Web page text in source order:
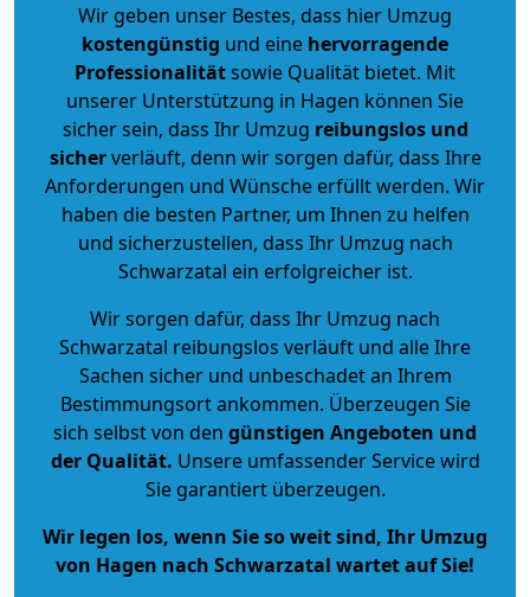
Wir geben unser Bestes, dass hier Umzug
kostengünstig und eine hervorragende
Professionalitätsowie Qualität bietet. Mit
unserer Unterstützung in Hagen können Sie
sicher sein, dass Ihr Umzug reibungslos und
sicherverläuft, denn wir sorgen dafür, dass Ihre
Anforderungen und Wünsche erfüllt werden. Wir
haben die besten Partner, um Ihnen zu helfen
und sicherzustellen, dass Ihr Umzug nach
Schwarzatal ein erfolgreicher ist.
Wir sorgen dafür, dass Ihr Umzug nach
Schwarzatal reibungslos verläuft und alle Ihre
Sachen sicher und unbeschadet an Ihrem
Bestimmungsort ankommen. Überzeugen Sie
sich selbst von den günstigen Angeboten und
der Qualität. Unsere umfassender Service wird
Sie garantiert überzeugen.
Wir legen los, wenn Sie so weit sind, Ihr Umzug
von Hagen nach Schwarzatal wartet auf Sie!